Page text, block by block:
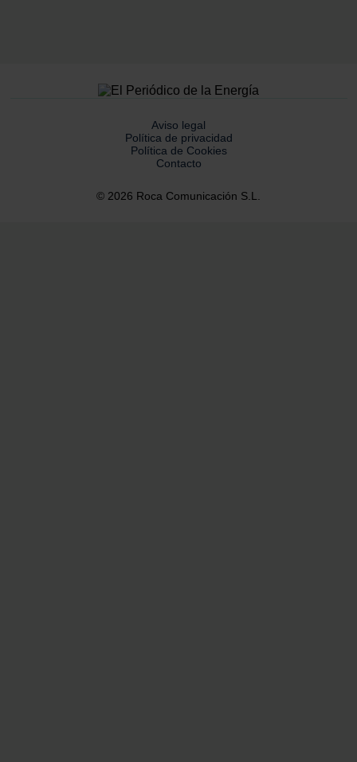
Aviso legal
Política de privacidad
Política de Cookies
Contacto
© 2026 Roca Comunicación S.L.